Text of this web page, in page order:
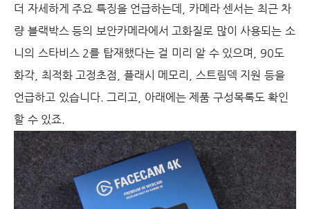
더 자세하게 주요 특징을 언급하는데, 카메라 센서는 최근 차
량 블랙박스 등의 보안카메라에서 고화질로 많이 사용되는 소
니의 스타비스 2를 탑재했다는 걸 미리 알 수 있으며, 90도
화각, 최적화 고정초점, 플래시 메모리, 스트림덱 지원 등을
언급하고 있습니다. 그리고, 아래에는 제품 구성목록도 확인
할 수 있죠.